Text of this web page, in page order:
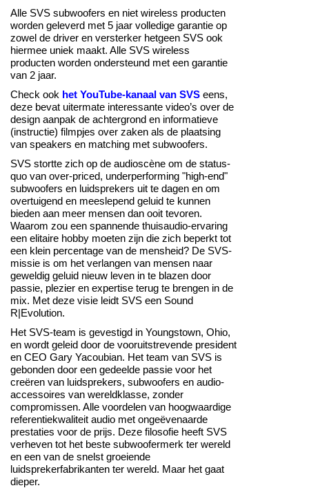
Alle SVS subwoofers en niet wireless producten
worden geleverd met 5 jaar volledige garantie op
zowel de driver en versterker hetgeen SVS ook
hiermee uniek maakt. Alle SVS wireless
producten worden ondersteund met een garantie
van 2 jaar.
Check ook het YouTube-kanaal van SVS eens,
deze bevat uitermate interessante video’s over de
design aanpak de achtergrond en informatieve
(instructie) filmpjes over zaken als de plaatsing
van speakers en matching met subwoofers.
SVS stortte zich op de audioscène om de status-
quo van over-priced, underperforming "high-end"
subwoofers en luidsprekers uit te dagen en om
overtuigend en meeslepend geluid te kunnen
bieden aan meer mensen dan ooit tevoren.
Waarom zou een spannende thuisaudio-ervaring
een elitaire hobby moeten zijn die zich beperkt tot
een klein percentage van de mensheid? De SVS-
missie is om het verlangen van mensen naar
geweldig geluid nieuw leven in te blazen door
passie, plezier en expertise terug te brengen in de
mix. Met deze visie leidt SVS een Sound
R|Evolution.
Het SVS-team is gevestigd in Youngstown, Ohio,
en wordt geleid door de vooruitstrevende president
en CEO Gary Yacoubian. Het team van SVS is
gebonden door een gedeelde passie voor het
creëren van luidsprekers, subwoofers en audio-
accessoires van wereldklasse, zonder
compromissen. Alle voordelen van hoogwaardige
referentiekwaliteit audio met ongeëvenaarde
prestaties voor de prijs. Deze filosofie heeft SVS
verheven tot het beste subwoofermerk ter wereld
en een van de snelst groeiende
luidsprekerfabrikanten ter wereld. Maar het gaat
dieper.